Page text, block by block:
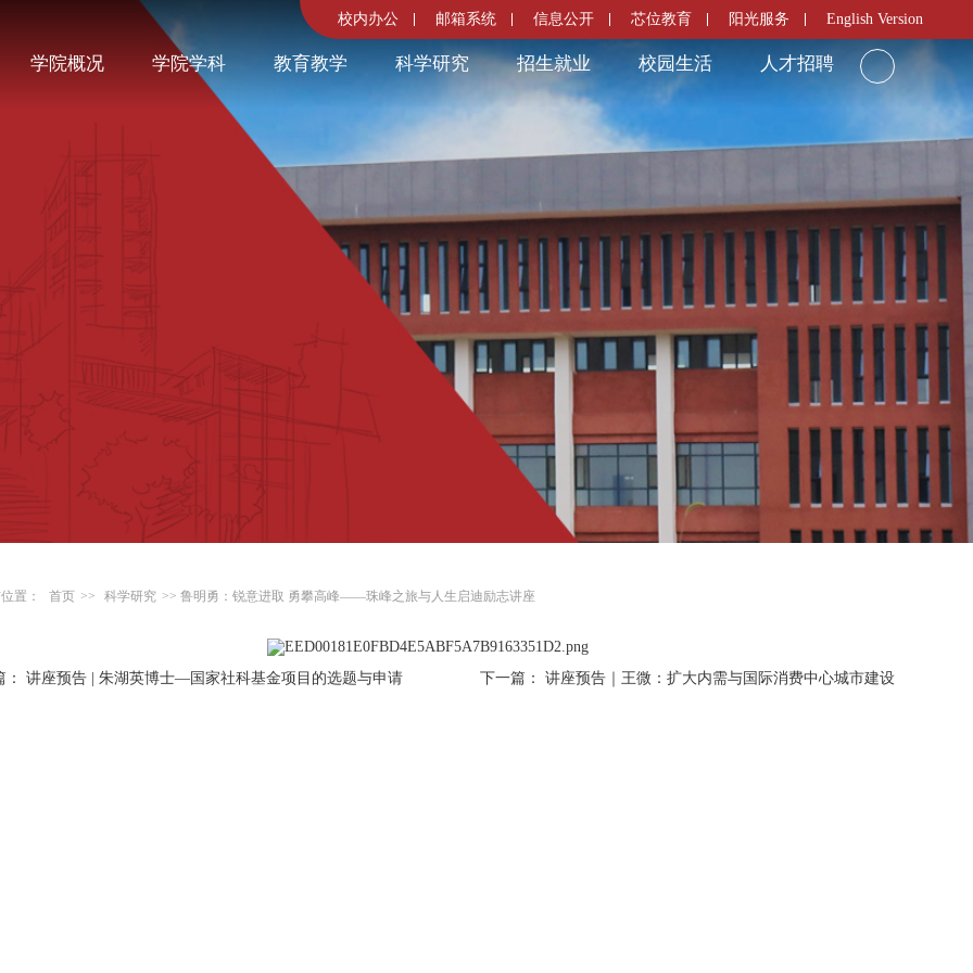
学院概况 学院学科 教育教学 科学研究 招生就业 校园生活 人才招聘
校内办公 邮箱系统 信息公开 芯位教育 阳光服务 English Version
置： 首页 >> 科学研究 >> 鲁明勇：锐意进取 勇攀高峰——珠峰之旅与人生启迪励志讲座
： 讲座预告 | 朱湖英博士—国家社科基金项目的选题与申请 下一篇： 讲座预告｜王微：扩大内需与国际消费中心城市建设